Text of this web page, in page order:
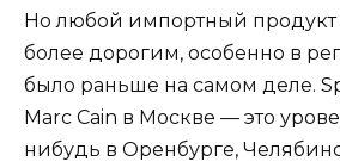
Но любой импортный продукт
более дорогим, особенно в
было раньше на самом деле.
Marc Cain в Москве — это
нибудь в Оренбурге,